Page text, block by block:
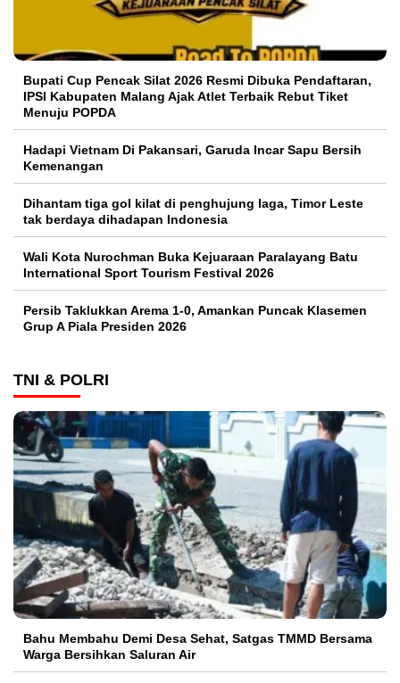
Bupati Cup Pencak Silat 2026 Resmi Dibuka Pendaftaran,
IPSI Kabupaten Malang Ajak Atlet Terbaik Rebut Tiket
Menuju POPDA
Hadapi Vietnam Di Pakansari, Garuda Incar Sapu Bersih
Kemenangan
Dihantam tiga gol kilat di penghujung laga, Timor Leste
tak berdaya dihadapan Indonesia
Wali Kota Nurochman Buka Kejuaraan Paralayang Batu
International Sport Tourism Festival 2026
Persib Taklukkan Arema 1-0, Amankan Puncak Klasemen
Grup A Piala Presiden 2026
TNI & POLRI
Bahu Membahu Demi Desa Sehat, Satgas TMMD Bersama
Warga Bersihkan Saluran Air